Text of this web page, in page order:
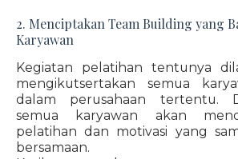
2. Menciptakan Team Building yang
Karyawan
Kegiatan pelatihan tentunya
mengikutsertakan semua
dalam perusahaan tertentu.
semua karyawan akan
pelatihan dan motivasi yang
bersamaan.